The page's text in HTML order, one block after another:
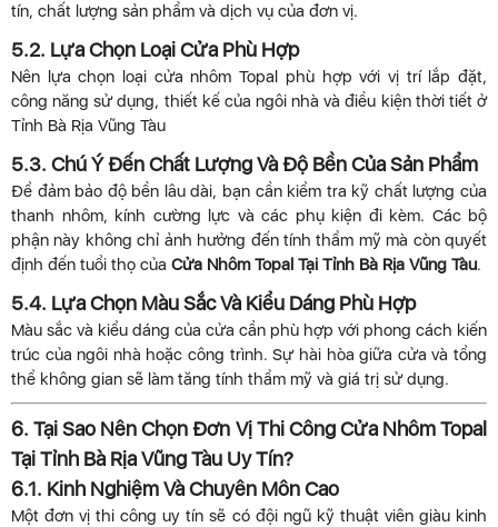
tín, chất lượng sản phẩm và dịch vụ của đơn vị.
5.2. Lựa Chọn Loại Cửa Phù Hợp
Nên lựa chọn loại cửa nhôm Topal phù hợp với vị trí lắp đặt,
công năng sử dụng, thiết kế của ngôi nhà và điều kiện thời tiết ở
Tỉnh Bà Rịa Vũng Tàu
5.3. Chú Ý Đến Chất Lượng Và Độ Bền Của Sản Phẩm
Để đảm bảo độ bền lâu dài, bạn cần kiểm tra kỹ chất lượng của
thanh nhôm, kính cường lực và các phụ kiện đi kèm. Các bộ
phận này không chỉ ảnh hưởng đến tính thẩm mỹ mà còn quyết
định đến tuổi thọ của Cửa Nhôm Topal Tại Tỉnh Bà Rịa Vũng Tàu.
5.4. Lựa Chọn Màu Sắc Và Kiểu Dáng Phù Hợp
Màu sắc và kiểu dáng của cửa cần phù hợp với phong cách kiến
trúc của ngôi nhà hoặc công trình. Sự hài hòa giữa cửa và tổng
thể không gian sẽ làm tăng tính thẩm mỹ và giá trị sử dụng.
6. Tại Sao Nên Chọn Đơn Vị Thi Công Cửa Nhôm Topal
Tại Tỉnh Bà Rịa Vũng Tàu Uy Tín?
6.1. Kinh Nghiệm Và Chuyên Môn Cao
Một đơn vị thi công uy tín sẽ có đội ngũ kỹ thuật viên giàu kinh